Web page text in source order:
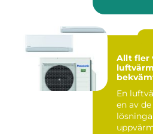
Allt fler
En
en av